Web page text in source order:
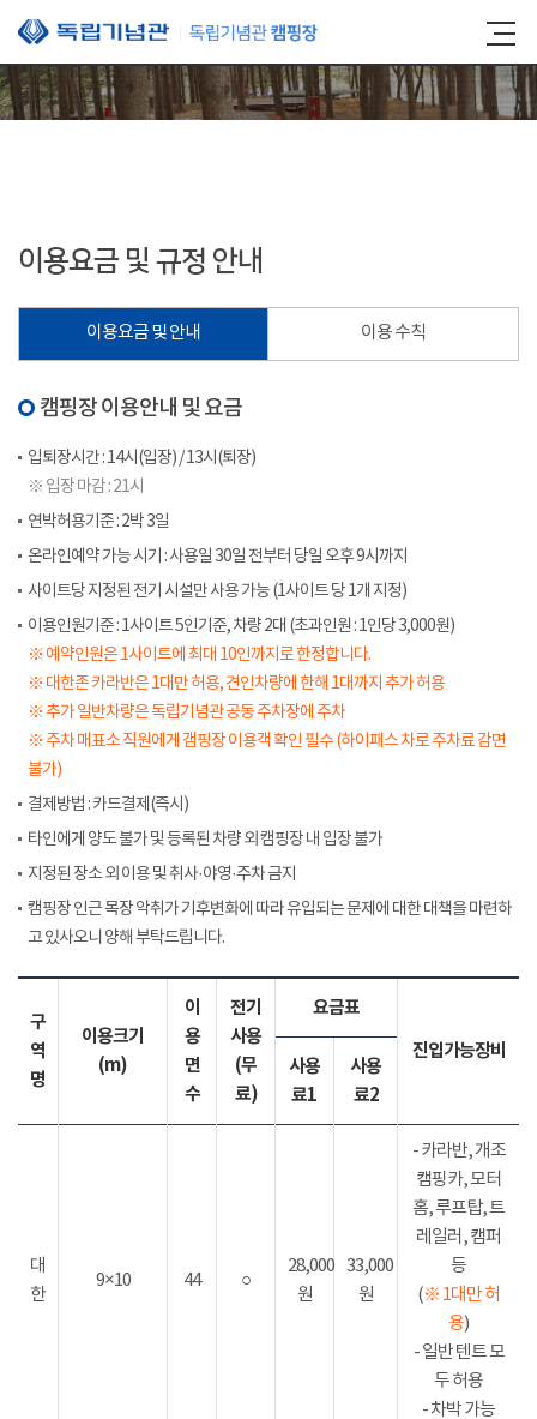
본문 바로가기
이용요금 및 규정 안내
이용요금 및 안내 이용 수칙
캠핑장 이용안내 및 요금
입퇴장시간 : 14시(입장) / 13시(퇴장)
※ 입장 마감 : 21시
연박허용기준 : 2박 3일
온라인예약 가능 시기 : 사용일 30일 전부터 당일 오후 9시까지
사이트당 지정된 전기 시설만 사용 가능 (1사이트 당 1개 지정)
이용인원기준 : 1사이트 5인기준, 차량 2대 (초과인원 : 1인당 3,000원)
※ 예약인원은 1사이트에 최대 10인까지로 한정합니다.
※ 대한존 카라반은 1대만 허용, 견인차량에 한해 1대까지 추가 허용
※ 추가 일반차량은 독립기념관 공동 주차장에 주차
※ 주차 매표소 직원에게 갬핑장 이용객 확인 필수 (하이패스 차로 주차료 감면
불가)
결제방법 : 카드결제(즉시)
타인에게 양도 불가 및 등록된 차량 외 캠핑장 내 입장 불가
지정된 장소 외 이용 및 취사·야영·주차 금지
캠핑장 인근 목장 악취가 기후변화에 따라 유입되는 문제에 대한 대책을 마련하
고 있사오니 양해 부탁드립니다.
구
역
명
이용크기
(m)
이
용
면
수
전기
사용
(무
료)
요금표
진입가능장비
사용
료1
사용
료2
대
한
9×10 44 ○
28,000
원
33,000
원
- 카라반, 개조
캠핑카, 모터
홈, 루프탑, 트
레일러, 캠퍼
등
(※ 1대만 허
용)
- 일반 텐트 모
두 허용
- 차박 가능